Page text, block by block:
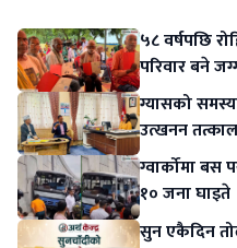
५८ वर्षपछि
परिवार बने
ग्यासको
उत्खनन तत्काल
ग्वार्कोमा
१० जना घाइते
सुन एकैदिन